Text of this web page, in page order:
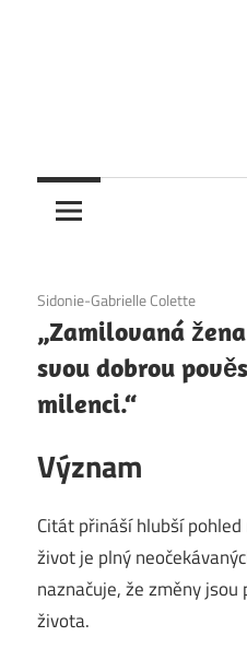
6. 12. 2020
Sidonie-Gabrielle Colette
„Zamilovaná
svou dobrou
milenci.“
Význam
Citát přináší hlubší pohled
život je plný
naznačuje, že změny
života.